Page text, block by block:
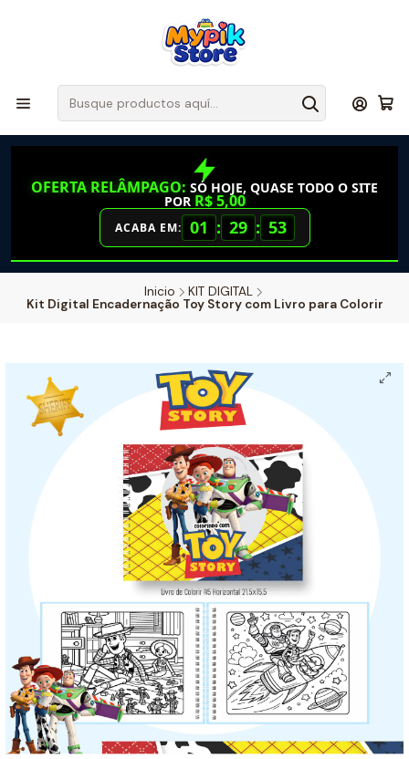
OFERTA RELÂMPAGO: SÓ HOJE, QUASE TODO O SITE
POR R$ 5,00
ACABA EM: 01 : 29 : 52
Inicio
KIT DIGITAL
Kit Digital Encadernação Toy Story com Livro para Colorir